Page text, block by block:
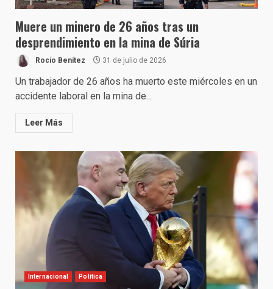
Muere un minero de 26 años tras un
desprendimiento en la mina de Súria
Rocío Benítez 31 de julio de 2026
Un trabajador de 26 años ha muerto este miércoles en un
accidente laboral en la mina de...
Leer Más
Internacional Política